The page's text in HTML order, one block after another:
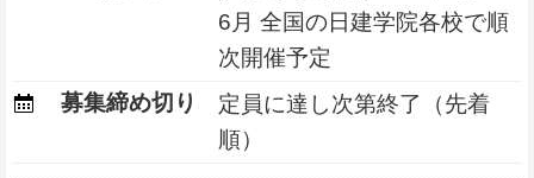
6月 全国の日建学院各校で順
次開催予定
募集締め切り
定員に達し次第終了（先着
順）